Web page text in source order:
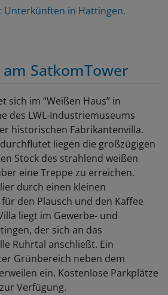
Unterkünften in Hattingen.
SatkomTower
sich im “Weißen Haus” in
des LWL-Industriemuseums
historischen Fabrikantenvilla.
liegen die großzügigen
Stock des strahlend weißen
eine Treppe zu erreichen.
durch einen kleinen
den Plausch und den Kaffee
liegt im Gewerbe- und
der sich an das
Ruhrtal anschließt. Ein
Grünbereich neben dem
ein. Kostenlose Parkplätze
Verfügung.